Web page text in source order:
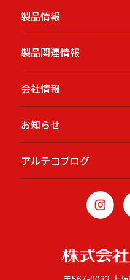
製品情報
製品関連情報
会社情報
お知らせ
アルテコブログ